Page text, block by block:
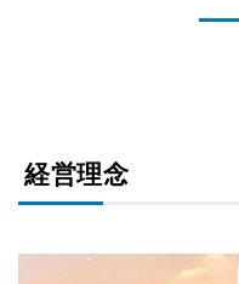
経営理念